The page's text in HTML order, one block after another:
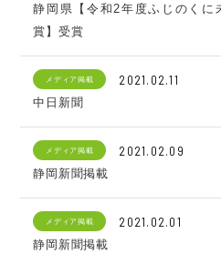
静岡県【令和2年度ふじのくに
賞】受賞
メディア掲載 2021.02.11
中日新聞
メディア掲載 2021.02.09
静岡新聞掲載
メディア掲載 2021.02.01
静岡新聞掲載